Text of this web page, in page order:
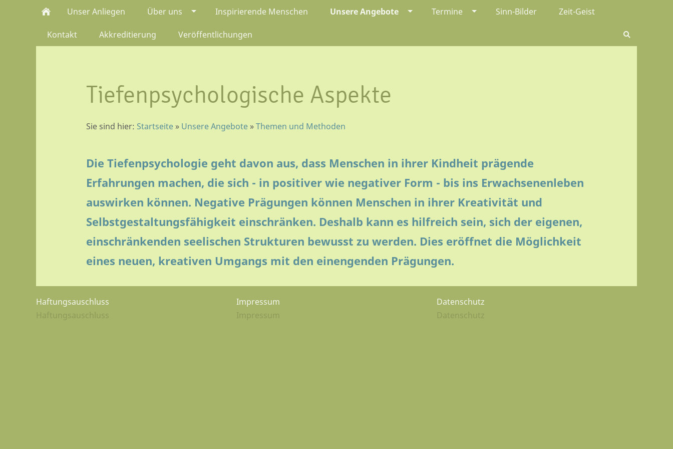
Unser Anliegen Über uns Inspirierende Menschen Unsere Angebote Termine Sinn-Bilder Zeit-Geist
Kontakt Akkreditierung Veröffentlichungen
Tiefenpsychologische Aspekte
Sie sind hier: Startseite » Unsere Angebote »Themen und Methoden
Die Tiefenpsychologie geht davon aus, dass Menschen in ihrer Kindheit prägende
Erfahrungen machen, die sich - in positiver wie negativer Form - bis ins Erwachsenenleben
auswirken können. Negative Prägungen können Menschen in ihrer Kreativität und
Selbstgestaltungsfähigkeit einschränken. Deshalb kann es hilfreich sein, sich der eigenen,
einschränkenden seelischen Strukturen bewusst zu werden. Dies eröffnet die Möglichkeit
eines neuen, kreativen Umgangs mit den einengenden Prägungen.
Haftungsauschluss
Haftungsauschluss
Impressum
Impressum
Datenschutz
Datenschutz